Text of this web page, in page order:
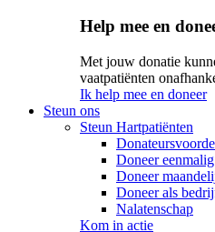
Help mee en
Met jouw donatie
vaatpatiënten
Ik help mee en doneer
Steun ons
Steun Hartpatiënten
Doneer eenmalig
Doneer
Doneer als
Nalatenschap
Kom in actie